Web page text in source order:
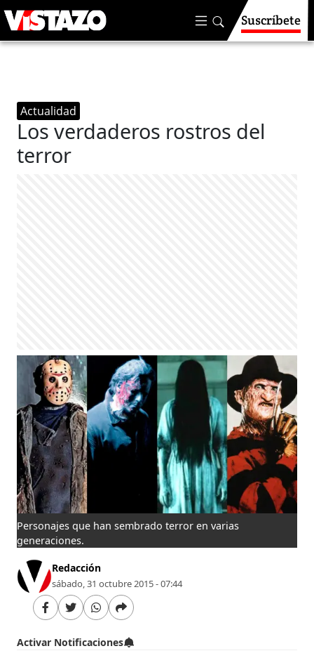
Suscríbete
Actualidad
Los verdaderos rostros del
terror
Personajes que han sembrado terror en varias
generaciones.
Redacción
sábado, 31 octubre 2015 - 07:44
Activar Notificaciones